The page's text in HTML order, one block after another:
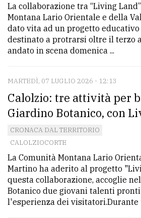
tua
pubblicità
Cerca
per
comune
Ricerca
avanzata
LE
ALTRE
TESTATE
La collaborazione tra “Living
Montana Lario Orientale e della
dato vita ad un progetto
destinato a protrarsi oltre il terzo
andato in scena domenica ...
MARTEDÌ, 07 LUGLIO 2026 - 12:13
Calolzio: tre attività per
Giardino Botanico, con
CRONACA DAL TERRITORIO
CALOLZIOCORTE
La Comunità Montana Lario
Martino ha aderito al progetto
questa collaborazione, accoglie
Botanico due giovani talenti
l'esperienza dei visitatori.Durante